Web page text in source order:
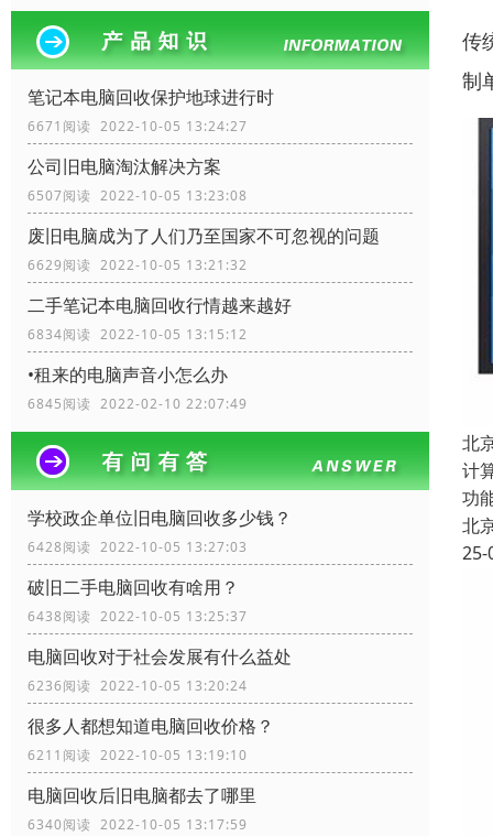
笔记本电脑回收保护地球进行时
6671阅读 2022-10-05 13:24:27
公司旧电脑淘汰解决方案
6507阅读 2022-10-05 13:23:08
废旧电脑成为了人们乃至国家不可忽视的问题
6629阅读 2022-10-05 13:21:32
二手笔记本电脑回收行情越来越好
6834阅读 2022-10-05 13:15:12
•租来的电脑声音小怎么办
6845阅读 2022-02-10 22:07:49
学校政企单位旧电脑回收多少钱？
6428阅读 2022-10-05 13:27:03
破旧二手电脑回收有啥用？
6438阅读 2022-10-05 13:25:37
电脑回收对于社会发展有什么益处
6236阅读 2022-10-05 13:20:24
很多人都想知道电脑回收价格？
6211阅读 2022-10-05 13:19:10
电脑回收后旧电脑都去了哪里
6340阅读 2022-10-05 13:17:59
传
制
北
计
功
北
25-